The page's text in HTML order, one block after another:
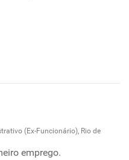
(Ex-Funcionário), Rio de
emprego.